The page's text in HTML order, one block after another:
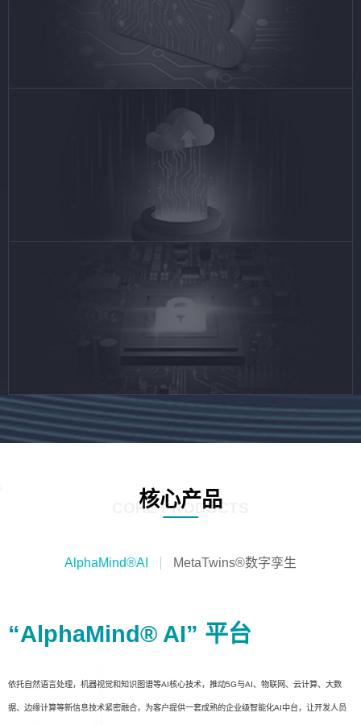
核心产品
CORE PRODUCTS
AlphaMind®AI MetaTwins®数字孪生
“AlphaMind® AI” 平台
依托自然语言处理，机器视觉和知识图谱等AI核心技术，推动5G与AI、物联网、云计算、大数
据、边缘计算等新信息技术紧密融合，为客户提供一套成熟的企业级智能化AI中台，让开发人员